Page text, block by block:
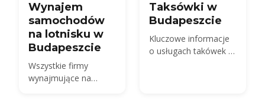
Wynajem
samochodów
na lotnisku w
Budapeszcie
Wszystkie firmy
wynajmujące na
Taksówki w
Budapeszcie
Kluczowe informacje
o usługach takówek w